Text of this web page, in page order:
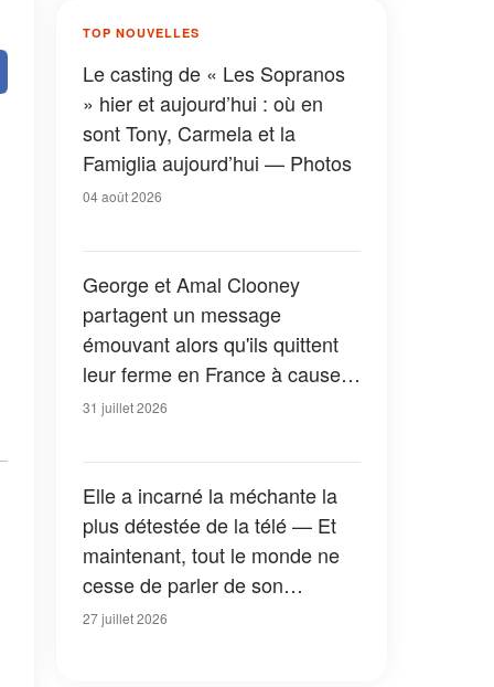
TOP NOUVELLES
Le casting de « Les Sopranos
» hier et aujourd’hui : où en
sont Tony, Carmela et la
Famiglia aujourd’hui — Photos
04 août 2026
George et Amal Clooney
partagent un message
émouvant alors qu'ils quittent
leur ferme en France à cause
des feux de forêt — Tous les
31 juillet 2026
Elle a incarné la méchante la
plus détestée de la télé — Et
maintenant, tout le monde ne
cesse de parler de son
apparition dans la nouvelle
27 juillet 2026